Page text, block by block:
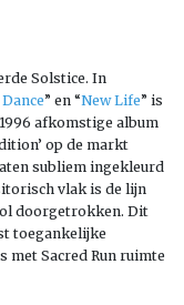
Solstice. In
” en “New Life” is
afkomstige album
op de markt
subliem ingekleurd
vlak is de lijn
doorgetrokken. Dit
toegankelijke
met Sacred Run ruimte